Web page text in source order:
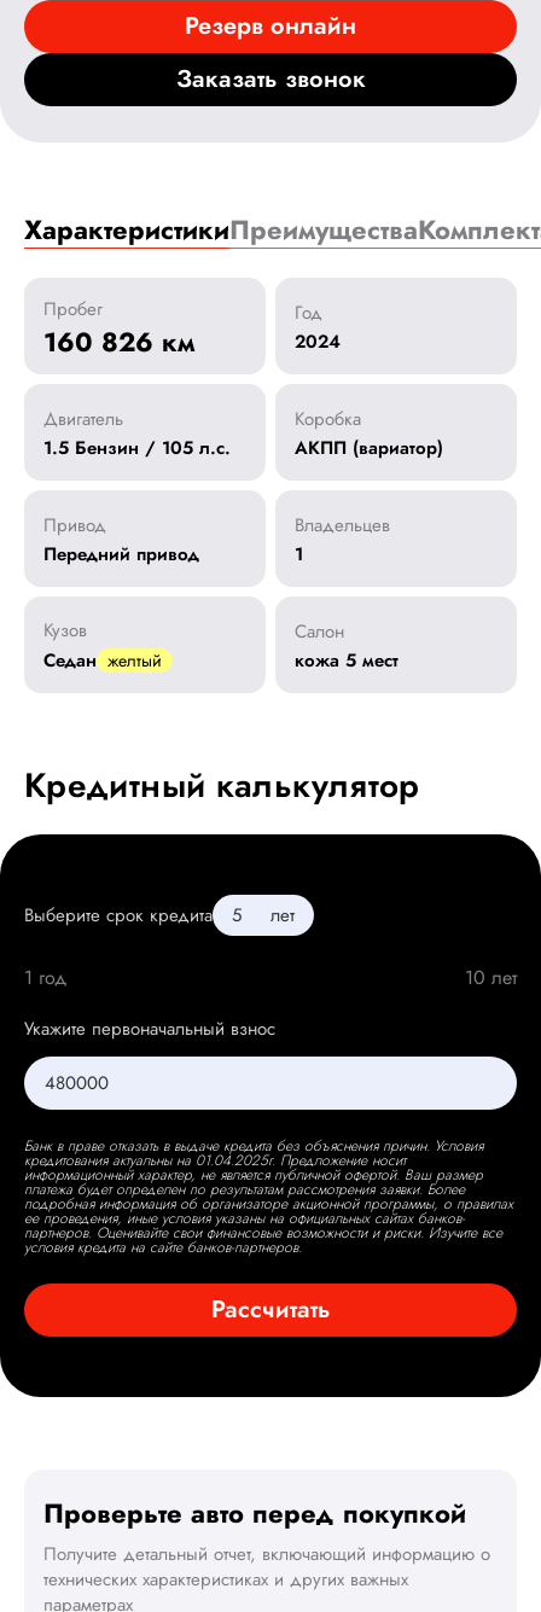
Резерв онлайн
Заказать звонок
ХарактеристикиПреимущества
Пробег
160 826 км
Год
2024
Двигатель
1.5 Бензин / 105 л.с.
Коробка
АКПП (вариатор)
Привод
Передний привод
Владельцев
1
Кузов
Седан желтый
Салон
кожа 5 мест
Кредитный калькулятор
Выберите срок кредита лет
1 год 10 лет
Укажите первоначальный взнос
Банк в праве отказать в выдаче кредита без объяснения причин. Условия
кредитования актуальны на 01.04.2025г. Предложение носит
информационный характер, не является публичной офертой. Ваш размер
платежа будет определен по результатам рассмотрения заявки. Более
подробная информация об организаторе акционной программы, о правилах
ее проведения, иные условия указаны на официальных сайтах банков-
партнеров. Оценивайте свои финансовые возможности и риски. Изучите все
условия кредита на сайте банков-партнеров.
Рассчитать
Проверьте авто перед покупкой
Получите детальный отчет, включающий информацию о
технических характеристиках и других важных
параметрах